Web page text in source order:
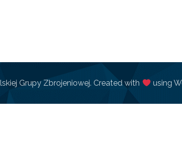
Grupy Zbrojeniowej. Created with using